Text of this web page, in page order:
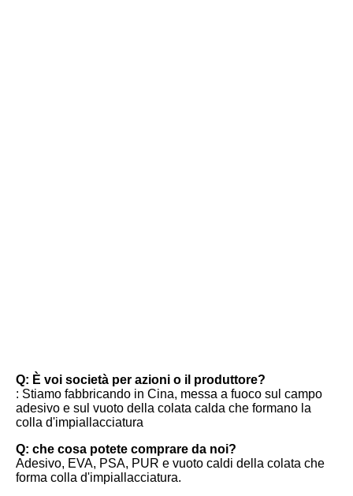
Q: È voi società per azioni o il produttore?
: Stiamo fabbricando in Cina, messa a fuoco sul campo
adesivo e sul vuoto della colata calda che formano la
colla d'impiallacciatura
Q: che cosa potete comprare da noi?
Adesivo, EVA, PSA, PUR e vuoto caldi della colata che
forma colla d'impiallacciatura.